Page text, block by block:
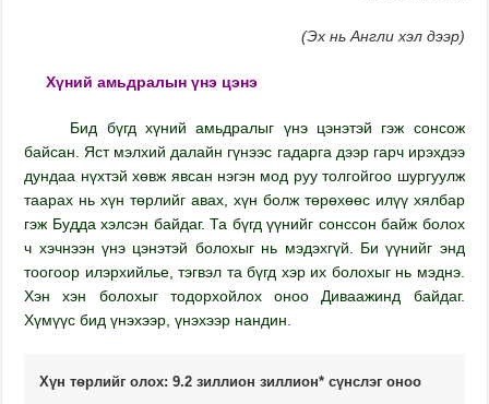
(Эх нь Англи хэл дээр)
Хүний амьдралын үнэ цэнэ
Бид бүгд хүний амьдралыг үнэ цэнэтэй гэж сонсож
байсан. Яст мэлхий далайн гүнээс гадарга дээр гарч ирэхдээ
дундаа нүхтэй хөвж явсан нэгэн мод руу толгойгоо шургуулж
таарах нь хүн төрлийг авах, хүн болж төрөхөөс илүү хялбар
гэж Будда хэлсэн байдаг. Та бүгд үүнийг сонссон байж болох
ч хэчнээн үнэ цэнэтэй болохыг нь мэдэхгүй. Би үүнийг энд
тоогоор илэрхийлье, тэгвэл та бүгд хэр их болохыг нь мэднэ.
Хэн хэн болохыг тодорхойлох оноо Диваажинд байдаг.
Хүмүүс бид үнэхээр, үнэхээр нандин.
Хүн төрлийг олох: 9.2 зиллион зиллион* сүнслэг оноо